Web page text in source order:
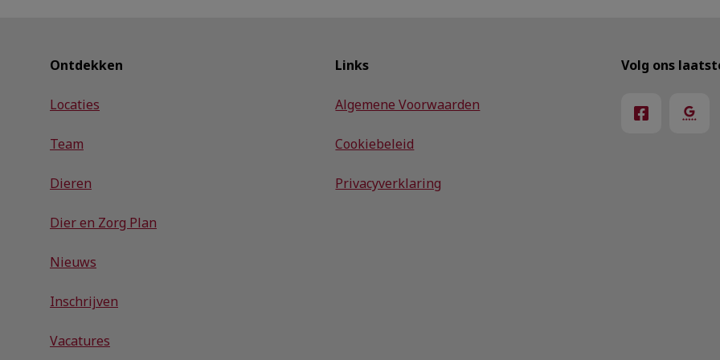
Ontdekken
Locaties
Team
Dieren
Dier en Zorg Plan
Nieuws
Inschrijven
Vacatures
Links
Algemene Voorwaarden
Cookiebeleid
Privacyverklaring
Volg ons